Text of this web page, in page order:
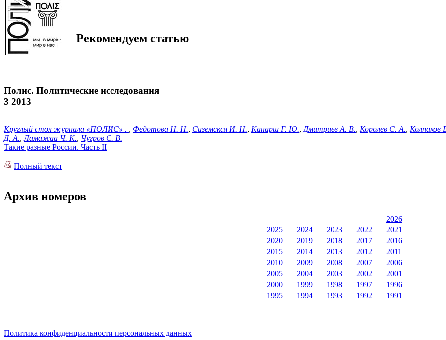
Рекомендуем статью
Полис. Политические исследования
3 2013
Круглый стол журнала «ПОЛИС» . , Федотова Н. Н., Сиземская И. Н., Канарш Г. Ю., Дмитриев А. В., Королев С. А., Колпаков
Д. А.,Ламажаа Ч. К., Чугров С. В.
Такие разные России. Часть II
Полный текст
Архив номеров
2026
2025
2024 2023 2022
2021
2020
2019 2018 2017
2016
2015
2014 2013 2012
2011
2010
2009 2008 2007
2006
2005
2004 2003 2002
2001
2000
1999 1998 1997
1996
1995
1994 1993 1992 1991
Политика конфиденциальности персональных данных